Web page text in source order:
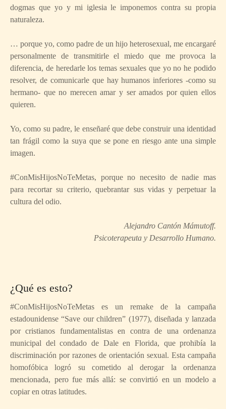
dogmas que yo y mi iglesia le imponemos contra su propia
naturaleza.
… porque yo, como padre de un hijo heterosexual, me encargaré
personalmente de transmitirle el miedo que me provoca la
diferencia, de heredarle los temas sexuales que yo no he podido
resolver, de comunicarle que hay humanos inferiores -como su
hermano- que no merecen amar y ser amados por quien ellos
quieren.
Yo, como su padre, le enseñaré que debe construir una identidad
tan frágil como la suya que se pone en riesgo ante una simple
imagen.
#ConMisHijosNoTeMetas, porque no necesito de nadie mas
para recortar su criterio, quebrantar sus vidas y perpetuar la
cultura del odio.
Alejandro Cantón Mámutoff.
Psicoterapeuta y Desarrollo Humano.
¿Qué es esto?
#ConMisHijosNoTeMetas es un remake de la campaña
estadounidense “Save our children” (1977), diseñada y lanzada
por cristianos fundamentalistas en contra de una ordenanza
municipal del condado de Dale en Florida, que prohibía la
discriminación por razones de orientación sexual. Esta campaña
homofóbica logró su cometido al derogar la ordenanza
mencionada, pero fue más allá: se convirtió en un modelo a
copiar en otras latitudes.